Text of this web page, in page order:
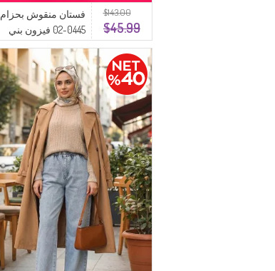
$143.00
$45.99
فستان منقوش بحزام
0445-02 فيزون بني